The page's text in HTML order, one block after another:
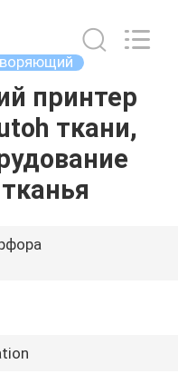
принтер
ткани,